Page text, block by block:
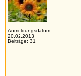
Anmeldungsdatum:
20.02.2013
Beiträge: 31